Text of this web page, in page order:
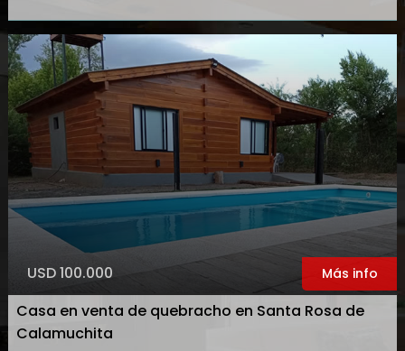
Más info
USD 100.000
Casa en venta de quebracho en Santa Rosa de
Calamuchita